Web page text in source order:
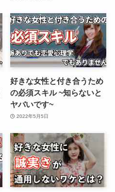
好きな女性と付き合うため
の必須スキル ~知らないと
ヤバいです~
2022年5月5日